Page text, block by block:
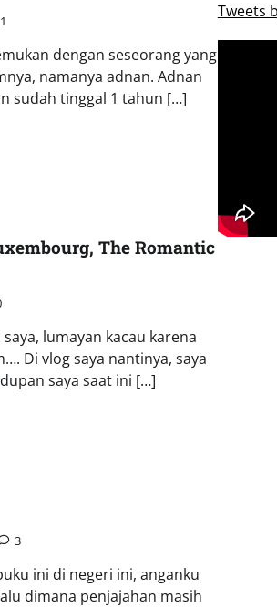
1
dengan seseorang yang
namanya adnan. Adnan
sudah tinggal 1 tahun […]
The Romantic
lumayan kacau karena
Di vlog saya nantinya, saya
saya saat ini […]
3
ini di negeri ini, anganku
dimana penjajahan masih
Tweets